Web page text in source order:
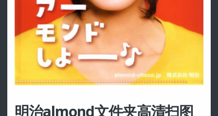
明治almond文件夹高清扫图